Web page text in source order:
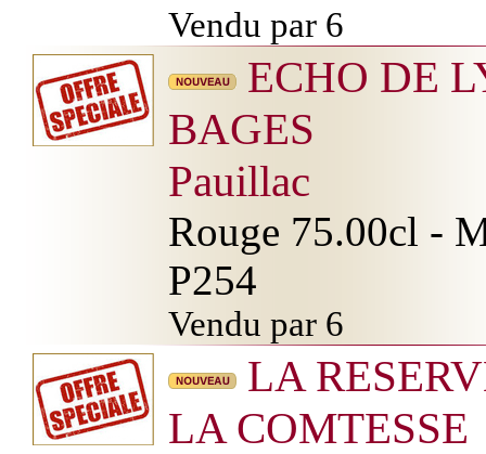
Vendu par 6
ECHO DE
BAGES
Pauillac
Rouge 75.00cl -
P254
Vendu par 6
LA
LA COMTESSE